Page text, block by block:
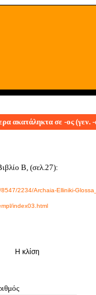
ακατάληκτα σε -ος (γεν. -
Β, (σελ.27):
2234/Archaia-Elliniki-
index03.html
Η κλίση